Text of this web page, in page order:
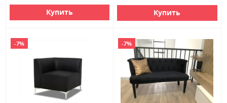
Купить Купить
-7% -7%